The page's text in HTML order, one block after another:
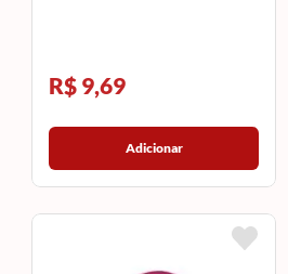
R$ 9,69
Adicionar